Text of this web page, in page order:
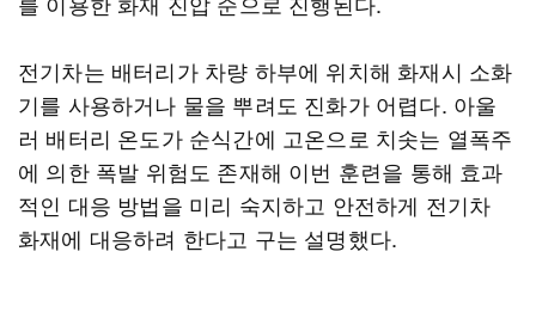
전기차는 배터리가 차량 하부에 위치해 화재시 소화
기를 사용하거나 물을 뿌려도 진화가 어렵다. 아울
러 배터리 온도가 순식간에 고온으로 치솟는 열폭주
에 의한 폭발 위험도 존재해 이번 훈련을 통해 효과
적인 대응 방법을 미리 숙지하고 안전하게 전기차
화재에 대응하려 한다고 구는 설명했다.